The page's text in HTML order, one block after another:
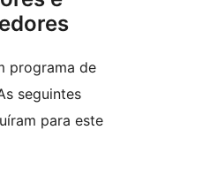
programa de
seguintes
para este